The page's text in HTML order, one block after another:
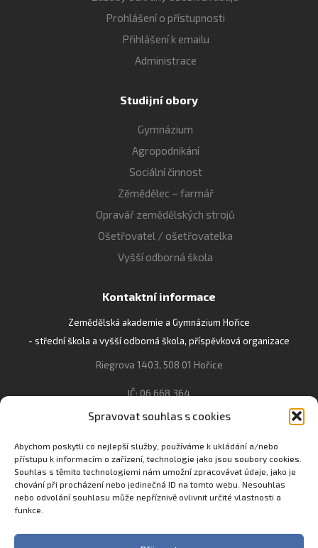
Spravovat souhlas s cookies
Abychom poskytli co nejlepší služby, používáme k ukládání a/nebo
přístupu k informacím o zařízení, technologie jako jsou soubory cookies.
Souhlas s těmito technologiemi nám umožní zpracovávat údaje, jako je
chování při procházení nebo jedinečná ID na tomto webu. Nesouhlas
nebo odvolání souhlasu může nepříznivě ovlivnit určité vlastnosti a
funkce.
Prohlášení o přístupnosti
Přihlášení k emailu
Administrace
Studijní obory
Gymnázium
Agropodnikání
Sociální činnost
Zěmědělec – farmář
Opravář zemědělských strojů
Ošetřovatel / ošetřovatelka
Vyšší odborná škola
Kontaktní informace
Zemědělská akademie a Gymnázium Hořice
- střední škola a vyšší odborná škola, příspěvková organizace
Riegrova 1403, 508 01 Hořice
IČ: 06 668 364
493 623 021, 493 623 022
info@gozhorice.cz
www.zaghorice.cz
Pověřenec pro ochranu osobních údajů:
Innovation One s.r.o. IČO: 04734807 Březenecká 4808 430 04